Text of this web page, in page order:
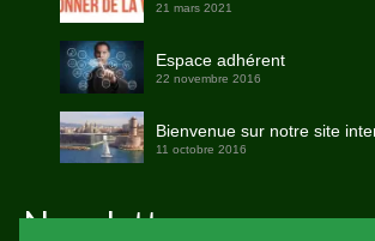
21 mars 2021
Espace adhérent
22 novembre 2016
Bienvenue sur notre site
11 octobre 2016
Newsletter